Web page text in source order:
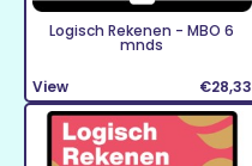
Logisch Rekenen - MBO 6
mnds
View €28,33